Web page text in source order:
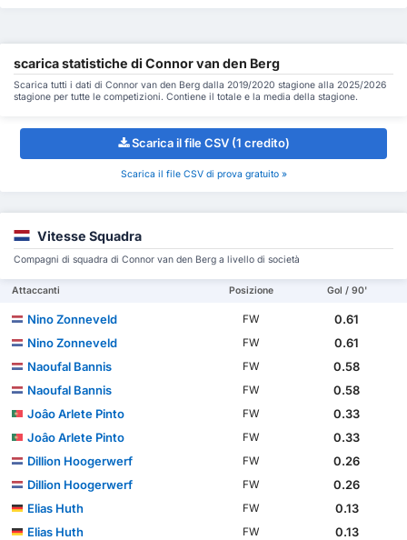
scarica statistiche di Connor van den Berg
Scarica tutti i dati di Connor van den Berg dalla 2019/2020 stagione alla 2025/2026
stagione per tutte le competizioni. Contiene il totale e la media della stagione.
Scarica il file CSV (1 credito)
Scarica il file CSV di prova gratuito »
Vitesse Squadra
Compagni di squadra di Connor van den Berg a livello di società
Attaccanti Posizione Gol / 90'
Nino Zonneveld FW
0.61
Nino Zonneveld
FW
0.61
Naoufal Bannis
FW
0.58
Naoufal Bannis
FW
0.58
Joâo Arlete Pinto
FW
0.33
Joâo Arlete Pinto
FW
0.33
Dillion Hoogerwerf
FW
0.26
Dillion Hoogerwerf
FW
0.26
Elias Huth
FW
0.13
Elias Huth
FW
0.13